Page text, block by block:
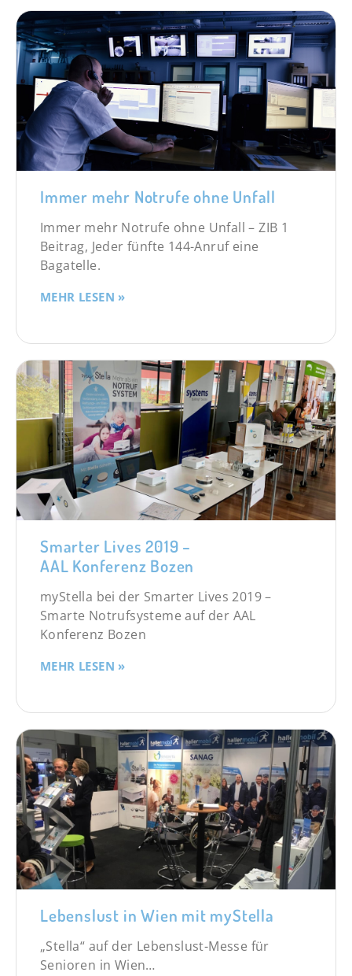
Immer mehr Notrufe ohne Unfall
Immer mehr Notrufe ohne Unfall – ZIB 1
Beitrag, Jeder fünfte 144-Anruf eine
Bagatelle.
MEHR LESEN »
Smarter Lives 2019 –
AAL Konferenz Bozen
myStella bei der Smarter Lives 2019 –
Smarte Notrufsysteme auf der AAL
Konferenz Bozen
MEHR LESEN »
Lebenslust in Wien mit myStella
„Stella“ auf der Lebenslust-Messe für
Senioren in Wien…